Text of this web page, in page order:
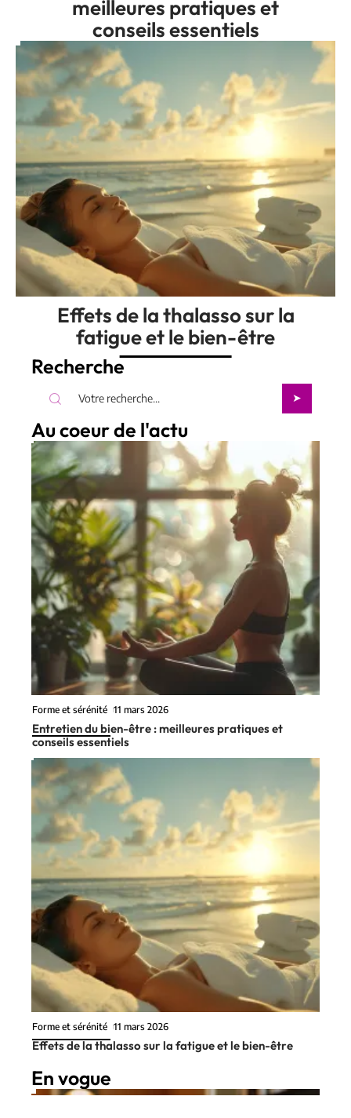
meilleures pratiques et
conseils essentiels
Effets de la thalasso sur la
fatigue et le bien-être
Recherche
Au coeur de l'actu
Forme et sérénité 11 mars 2026
Entretien du bien-être : meilleures pratiques et
conseils essentiels
Forme et sérénité 11 mars 2026
Effets de la thalasso sur la fatigue et le bien-être
En vogue